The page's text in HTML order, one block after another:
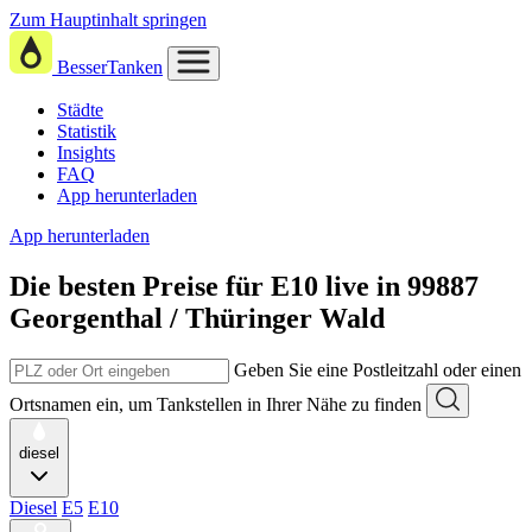
Zum Hauptinhalt springen
BesserTanken
Städte
Statistik
Insights
FAQ
App herunterladen
App herunterladen
Die besten Preise für E10 live in 99887
Georgenthal / Thüringer Wald
Geben Sie eine Postleitzahl oder einen
Ortsnamen ein, um Tankstellen in Ihrer Nähe zu finden
diesel
Diesel E5 E10